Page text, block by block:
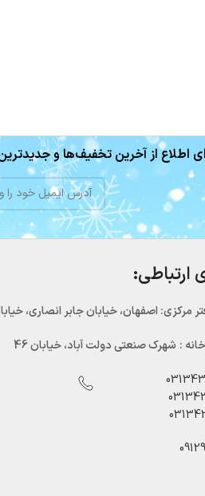
اطلاع از آخرین تخفیف‌ها و
ارتباطی:
مرکزی:‌ اصفهان، خیابان جابر انصاری، خیابان پنج آذر، نبش
: شهرک صنعتی دولت آباد، خیابان 46